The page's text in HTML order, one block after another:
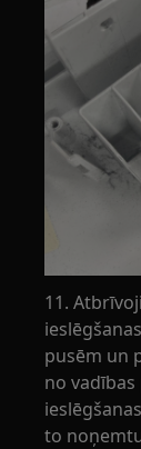
11.
pusēm un
no
to